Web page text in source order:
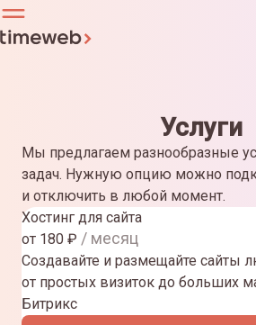
Услуги
Мы предлагаем разнообразные
задач. Нужную опцию можно
и отключить в любой момент.
Хостинг для сайта
от 180 ₽ / месяц
Создавайте и размещайте сайты
от простых визиток до больших
Битрикс